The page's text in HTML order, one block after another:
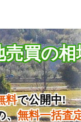
売買の
料で公開中!
、無料一括査